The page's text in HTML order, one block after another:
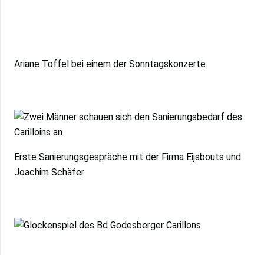
Ariane Toffel bei einem der Sonntagskonzerte.
Erste Sanierungsgespräche mit der Firma Eijsbouts und
Joachim Schäfer